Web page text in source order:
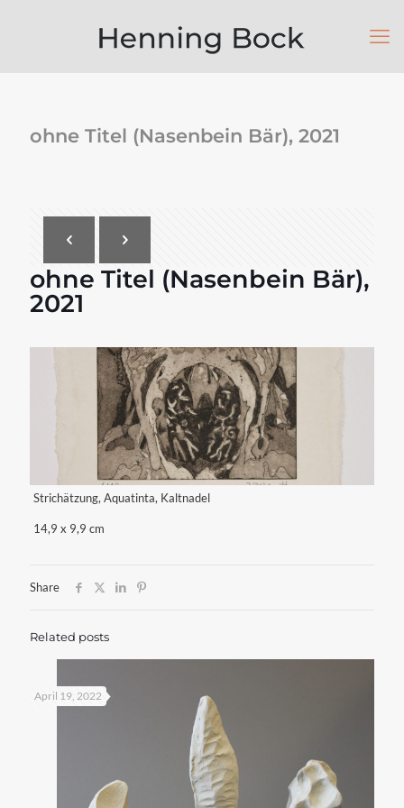
ohne Titel (Nasenbein Bär), 2021
ohne Titel (Nasenbein Bär),
2021
Strichätzung, Aquatinta, Kaltnadel
14,9 x 9,9 cm
Share
Related posts
April 19, 2022